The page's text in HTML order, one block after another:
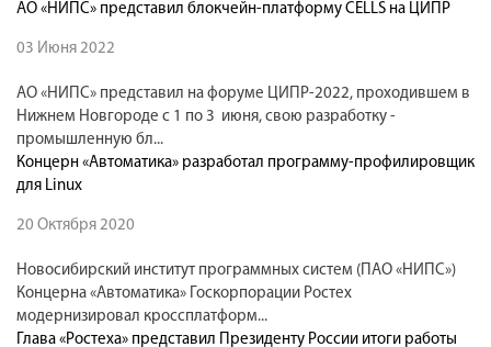
АО «НИПС» представил блокчейн-платформу CELLS на ЦИПР
03 Июня 2022
АО «НИПС» представил на форуме ЦИПР-2022, проходившем в
Нижнем Новгороде с 1 по 3 июня, свою разработку -
промышленную бл...
Концерн «Автоматика» разработал программу-профилировщик
для Linux
20 Октября 2020
Новосибирский институт программных систем (ПАО «НИПС»)
Концерна «Автоматика» Госкорпорации Ростех
модернизировал кроссплатформ...
Глава «Ростеха» представил Президенту России итоги работы